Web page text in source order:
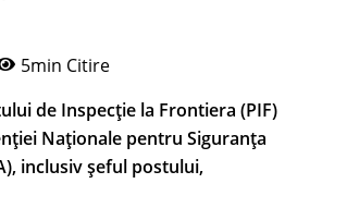
5min Citire
de Inspecție la Frontiera (PIF)
Naționale pentru Siguranța
inclusiv șeful postului,